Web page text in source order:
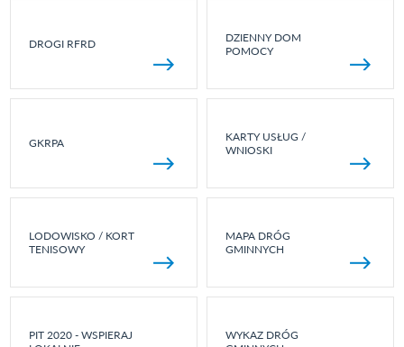
DROGI RFRD
DZIENNY DOM
POMOCY
GKRPA
KARTY USŁUG /
WNIOSKI
LODOWISKO / KORT
TENISOWY
MAPA DRÓG
GMINNYCH
PIT 2020 - WSPIERAJ
WYKAZ DRÓG